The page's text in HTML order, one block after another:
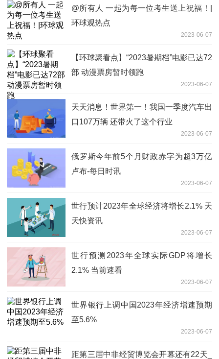
@所有人 一起为每一位考生送上祝福！|
环球观热点
2023-06-07
【环球聚看点】“2023暑期档”电影已达72
部 动漫票房暂时领跑
2023-06-07
天天消息！世界第一！我国一季度汽车出
口107万辆 还带火了这个行业
2023-06-07
俄罗斯今年前5个月财政赤字为超3万亿
卢布-每日时讯
2023-06-07
世行预计2023年全球经济将增长2.1% 天
天快资讯
2023-06-07
世行预测2023年全球实际GDP将增长
2.1% 当前速看
2023-06-07
世界银行上调中国2023年经济增速预期
至5.6%
2023-06-07
距第三届中非经贸博览会开幕还有22天_